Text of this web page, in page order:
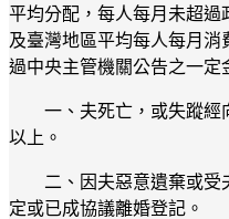
平均分配，每人每月未超
及臺灣地區平均每人每月
過中央主管機關公告之一定
一、夫死亡，或失蹤經
以上。
二、因夫惡意遺棄或受
定或已成協議離婚登記。